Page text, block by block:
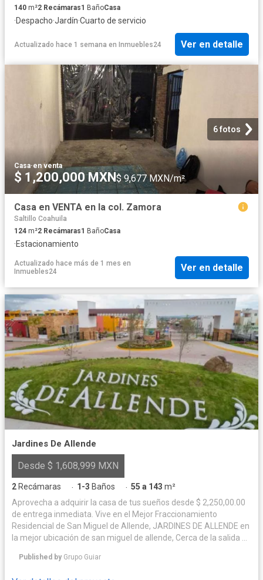
140 m²2 Recámaras1 BañoCasa
·Despacho·Jardín·Cuarto de servicio
Actualizado hace 1 semana en Inmuebles24 Ver en detalle
6 fotos
Casa·en venta
$ 1,200,000 MXN$ 9,677 MXN/m²
Casa en VENTA en la col. Zamora
Saltillo Coahuila
124 m²2 Recámaras1 BañoCasa
·Estacionamiento
Actualizado hace más de 1 mes en
Inmuebles24
Ver en detalle
Jardines De Allende
Desde $ 1,608,999 MXN
2 Recámaras · 1-3 Baños · 55 a 143 m²
Aprovecha a adquirir la casa de tus sueños desde $ 2,250,00.00
de entrega inmediata. Vive en el Mejor Fraccionamiento
Residencial de San Miguel de Allende, JARDINES DE ALLENDE en
la mejor ubicación de san miguel de allende, Cerca de la salida a
además a 500 metros de Liverpool. Nuestras amenidades
Published by Grupo Guiar